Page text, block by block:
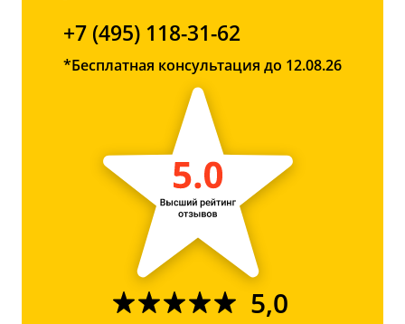
+7 (495) 118-31-62
*Бесплатная консультация до 12.08.26
5,0